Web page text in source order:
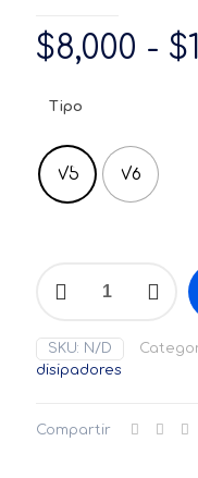
$8,000 - $
Tipo
V5 V6
HotEnd
V5
cantidad
SKU: N/D
disipadores
Compartir